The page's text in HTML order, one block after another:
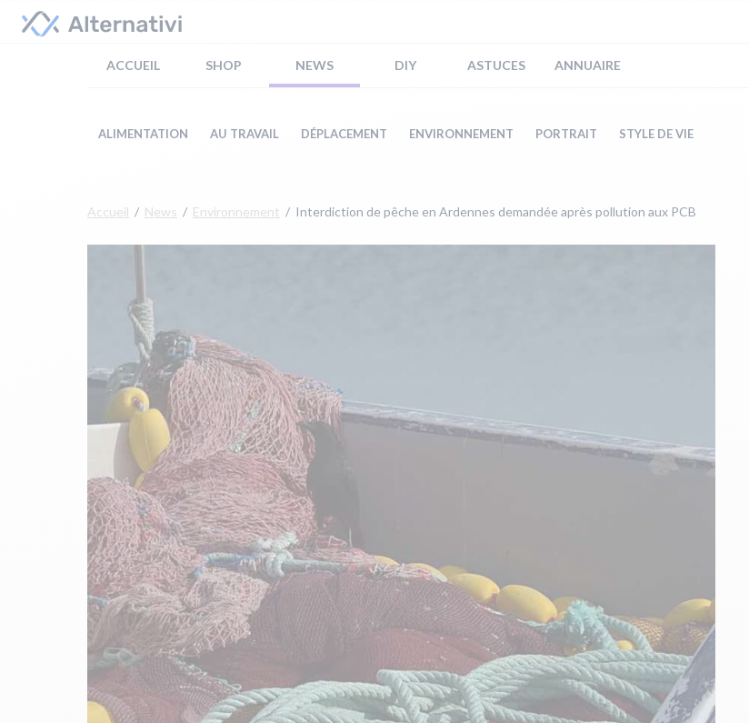
ACCUEIL SHOP NEWS DIY ASTUCES ANNUAIRE
ALIMENTATION AU TRAVAIL DÉPLACEMENT ENVIRONNEMENT PORTRAIT STYLE DE VIE
Accueil News Environnement Interdiction de pêche en Ardennes demandée après pollution aux PCB